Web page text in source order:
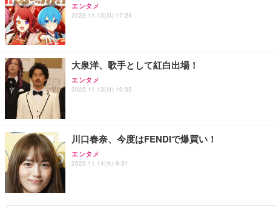
エンタメ
2023.11.13(月) 17:24
大泉洋、歌手として紅白出場！
エンタメ
2023.11.13(月) 16:35
川口春奈、今度はFENDIで爆買い！
エンタメ
2023.11.14(火) 9:31